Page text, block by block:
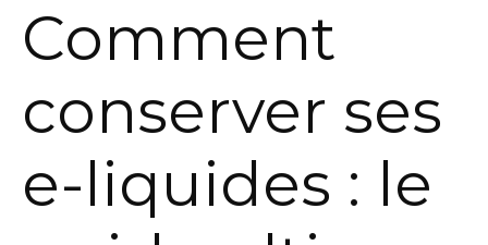
Comment
conserver ses
e-liquides : le